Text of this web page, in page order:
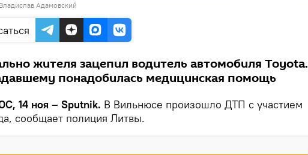
Адамовский
жителя зацепил водитель автомобиля Toyota.
понадобилась медицинская помощь
14 ноя – Sputnik. В Вильнюсе произошло ДТП с участием
сообщает полиция Литвы.